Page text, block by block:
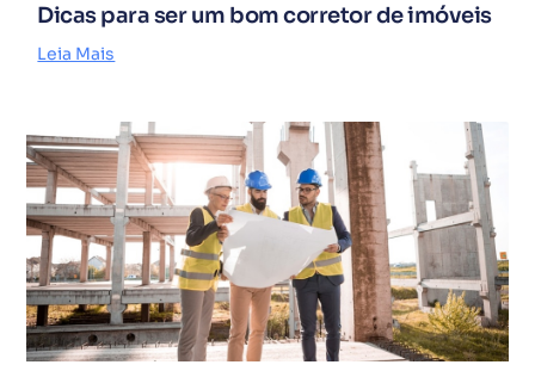
Dicas para ser um bom corretor de imóveis
Leia Mais